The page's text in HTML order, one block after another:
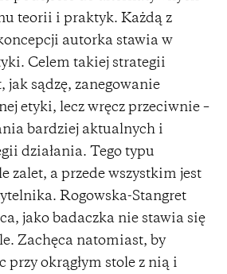
teorii i praktyk. Każdą z
autorka stawia w
Celem takiej strategii
jak sądzę, zanegowanie
etyki, lecz wręcz przeciwnie –
bardziej aktualnych i
działania. Tego typu
zalet, a przede wszystkim jest
Rogowska-Stangret
jako badaczka nie stawia się
Zachęca natomiast, by
przy okrągłym stole z nią i